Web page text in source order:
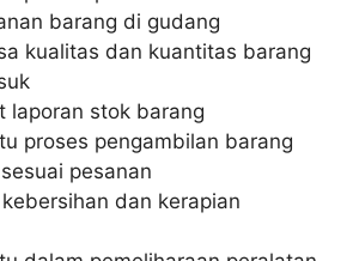
barang di gudang
kualitas dan kuantitas barang
laporan stok barang
proses pengambilan barang
pesanan
dan kerapian